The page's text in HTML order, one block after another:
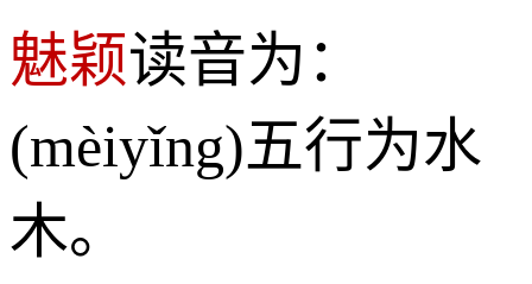
魅颖读音为：
(mèiyǐng)五行为水
木。